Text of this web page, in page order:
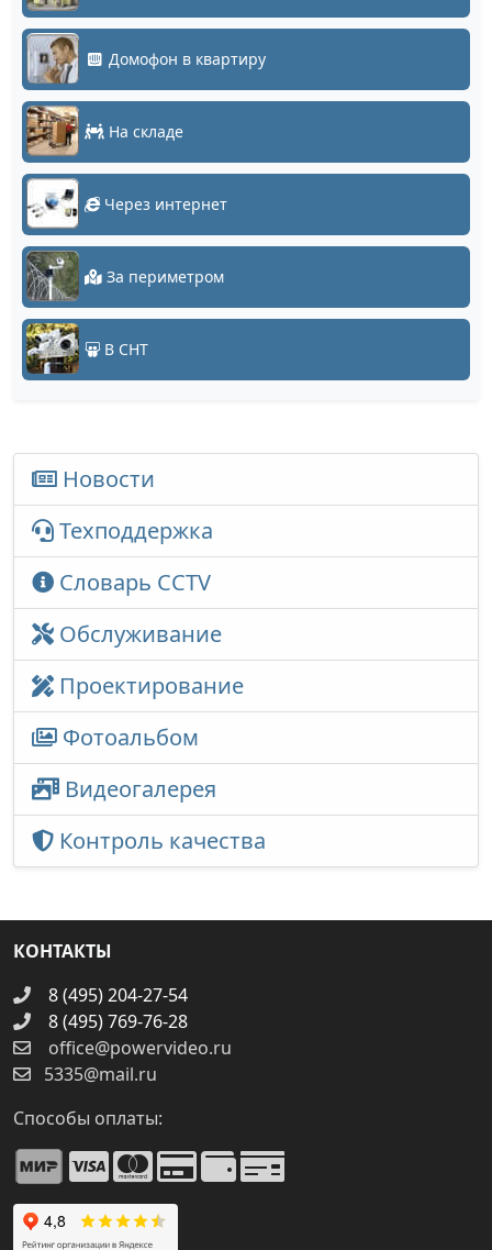
Домофон в квартиру
На складе
Через интернет
За периметром
В СНТ
Новости
Техподдержка
Словарь CCTV
Обслуживание
Проектирование
Фотоальбом
Видеогалерея
Контроль качества
КОНТАКТЫ
8 (495) 204-27-54
8 (495) 769-76-28
office@powervideo.ru
5335@mail.ru
Способы оплаты: